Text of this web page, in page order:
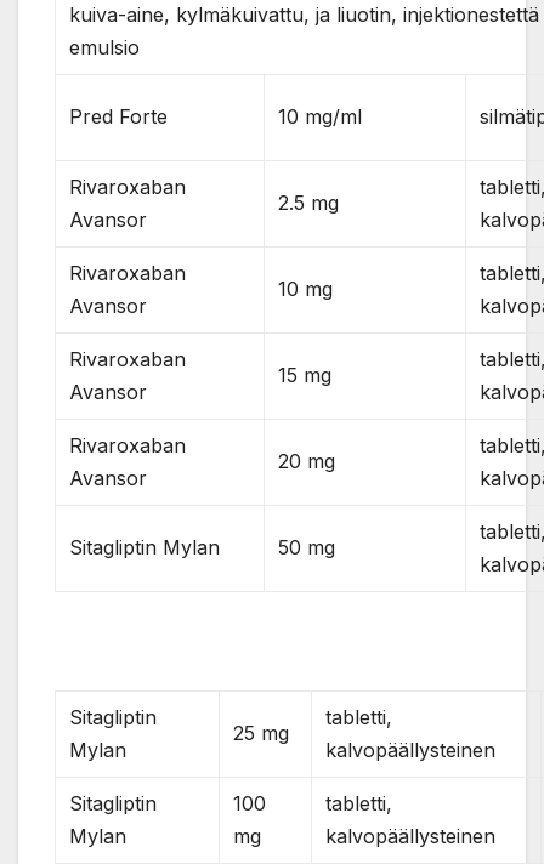
kuiva-aine, kylmäkuivattu, ja liuotin,
emulsio
Pred Forte 10 mg/ml
Rivaroxaban
Avansor
2.5 mg
Rivaroxaban
Avansor
10 mg
Rivaroxaban
Avansor
15 mg
Rivaroxaban
Avansor
20 mg
Sitagliptin Mylan 50 mg
Sitagliptin
Mylan
25 mg
tabletti,
kalvopäällysteinen
Sitagliptin
Mylan
100
mg
tabletti,
kalvopäällysteinen